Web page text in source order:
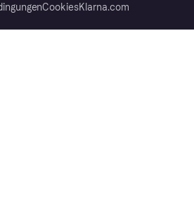
CookiesKlarna.com